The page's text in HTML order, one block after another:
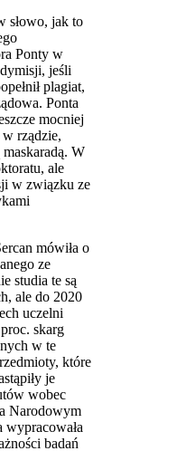
słowo, jak to
Ponty w
jeśli
plagiat,
Ponta
mocniej
rządzie,
W
ale
w związku ze
mówiła o
ze
studia te są
ale do 2020
uczelni
skarg
w te
które
je
wobec
Narodowym
badań